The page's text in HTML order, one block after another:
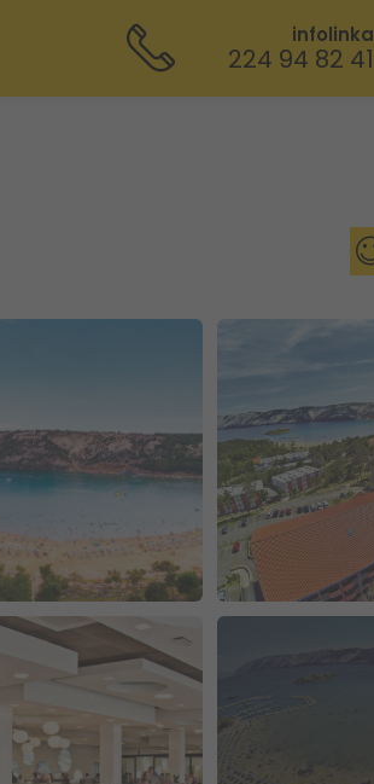
infolinka
224 94 82 41